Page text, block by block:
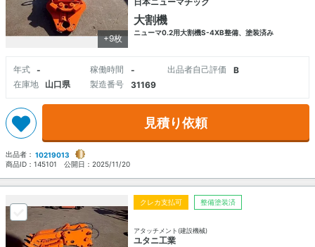
+9枚
大割機
ニューマ0.2用大割機S-4XB整備、塗装済み
年式 - 稼働時間 - 出品者自己評価
B
在庫地
山口県 製造番号 31169
見積り依頼
出品者： 10219013
商品ID： 145101 公開日： 2025/11/20
クレカ支払可 整備塗装済
アタッチメント(建設機械)
ユタニ工業